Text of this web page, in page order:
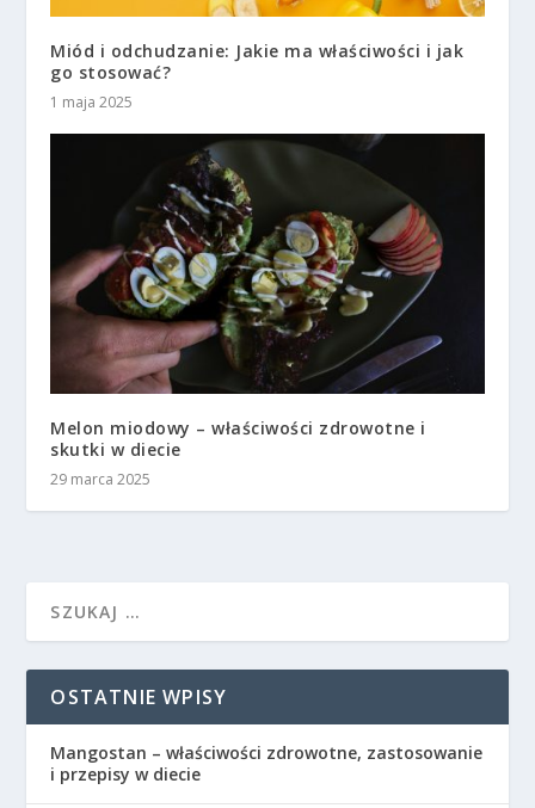
Miód i odchudzanie: Jakie ma właściwości i jak
go stosować?
1 maja 2025
Melon miodowy – właściwości zdrowotne i
skutki w diecie
29 marca 2025
OSTATNIE WPISY
Mangostan – właściwości zdrowotne, zastosowanie
i przepisy w diecie